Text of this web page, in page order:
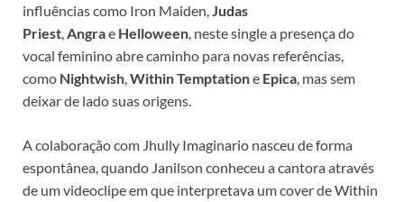
influências como Iron Maiden,Judas
Priest,Angrae Helloween, neste single a presença do
vocal feminino abre caminho para novas referências,
como Nightwish,Within Temptatione Epica, mas sem
deixar de lado suas origens.​
A colaboração com Jhully Imaginario nasceu de forma
espontânea, quando Janilson conheceu a cantora através
de um videoclipe em que interpretava um cover de Within